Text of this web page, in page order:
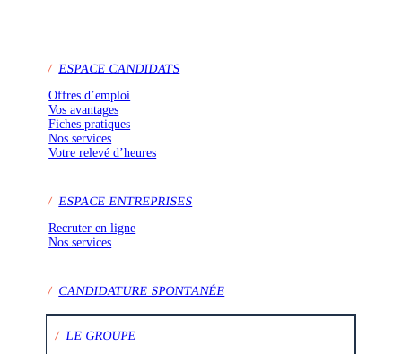
/ ESPACE CANDIDATS
Offres d’emploi
Vos avantages
Fiches pratiques
Nos services
Votre relevé d’heures
/ ESPACE ENTREPRISES
Recruter en ligne
Nos services
/ CANDIDATURE SPONTANÉE
/ LE GROUPE